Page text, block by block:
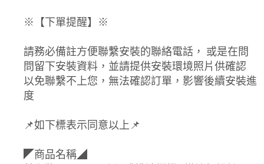
※【下單提醒】※
請務必備註方便聯繫安裝的聯絡電話， 或是在問
問留下安裝資料，並請提供安裝環境照片供確認
以免聯繫不上您，無法確認訂單，影響後續安裝進
度
📌如下標表示同意以上📌
◤商品名稱◢